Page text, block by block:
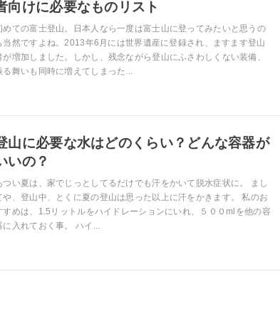
向けに必要なものリスト
めての富士登山。日本人なら一度は富士山に登ってみたいと思うの
当然ですよね。2013年6月には世界遺産に登録され、ますます登山
が増加しました。しかし、残念ながら登山にふさわしくない装備、
る舞いも同時に増えてしまった...
山に必要な水はどのくらい？どんな容器が
いの？
つい夏は、家でじっとしてるだけでも汗をかいて脱水症状に。 まし
や、登山中、とくに夏の登山は思った以上に汗をかきます。 私のお
すめは、1.5リットルをハイドレーションにいれ、５００mlを他の容
に入れておく事。 ハイ...